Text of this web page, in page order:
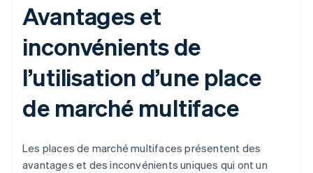
Avantages et
inconvénients de
l’utilisation d’une place
de marché multiface
Les places de marché multifaces présentent des
avantages et des inconvénients uniques qui ont un